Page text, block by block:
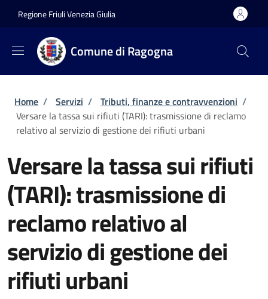
Regione Friuli Venezia Giulia
Comune di Ragogna
Briciole di pane
Home / Servizi / Tributi, finanze e contravvenzioni /
Versare la tassa sui rifiuti (TARI): trasmissione di reclamo
relativo al servizio di gestione dei rifiuti urbani
Versare la tassa sui rifiuti
(TARI): trasmissione di
reclamo relativo al
servizio di gestione dei
rifiuti urbani